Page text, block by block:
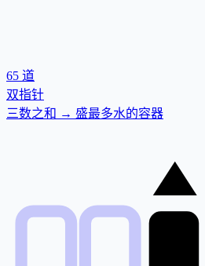
65 道
双指针
三数之和 → 盛最多水的容器